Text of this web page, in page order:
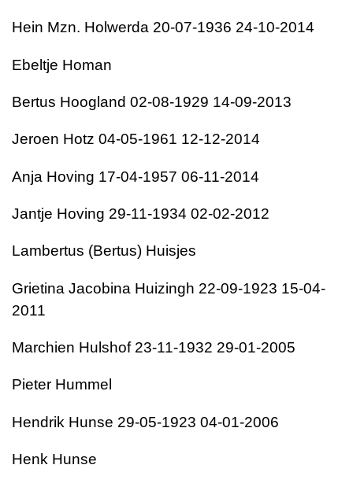
Hein Mzn. Holwerda 20-07-1936 24-10-2014
Ebeltje Homan
Bertus Hoogland 02-08-1929 14-09-2013
Jeroen Hotz 04-05-1961 12-12-2014
Anja Hoving 17-04-1957 06-11-2014
Jantje Hoving 29-11-1934 02-02-2012
Lambertus (Bertus) Huisjes
Grietina Jacobina Huizingh 22-09-1923 15-04-
2011
Marchien Hulshof 23-11-1932 29-01-2005
Pieter Hummel
Hendrik Hunse 29-05-1923 04-01-2006
Henk Hunse